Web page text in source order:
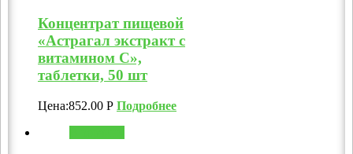
Концентрат пищевой
«Астрагал экстракт с
витамином C»,
таблетки, 50 шт
Цена:852.00 Р Подробнее